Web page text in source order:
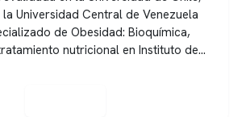
de la Pontificia Universidad Católica de
en Nutrición de la misma universidad.
basada en la evidencia y en